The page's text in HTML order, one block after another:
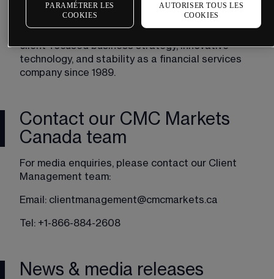
As well as discussing the markets, we're also
passionate about telling the CMC Markets story.
client-focused business strategy, innovative
technology, and stability as a financial services
company since 1989.
Contact our CMC Markets
Canada team
For media enquiries, please contact our Client
Management team:
Email: clientmanagement@cmcmarkets.ca
Tel: +1-866-884-2608
News & media releases
PARAMÉTRER LES
COOKIES
AUTORISER TOUS LES
COOKIES